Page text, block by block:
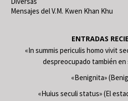
Mensajes del V.M. Kwen Khan Khu
ENTRADAS
«In summis periculis homo vivit
despreocupado también en
«Benignita»
«Huius seculi status» (El